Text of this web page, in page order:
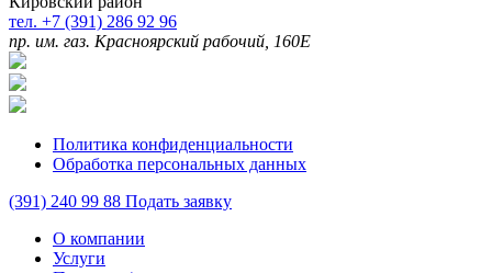
тел. +7 (391) 286 92 96
пр. им. газ. Красноярский рабочий, 160Е
Политика конфиденциальности
Обработка персональных данных
(391) 240 99 88 Подать заявку
О компании
Услуги